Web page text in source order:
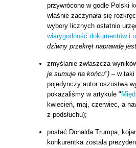
przywrócono w godle Polski
właśnie zaczynała się
wybory licznych ostatnio
wiarygodność dokumentów i
dziwny przekręt naprawdę
zmyślanie zwłaszcza
je sumuje na końcu") – w taki
pojedynczy autor oszustwa
pokazaliśmy w artykule "
kwiecień, maj, czerwiec, a
z podsłuchu);
postać Donalda Trumpa,
konkurentka została